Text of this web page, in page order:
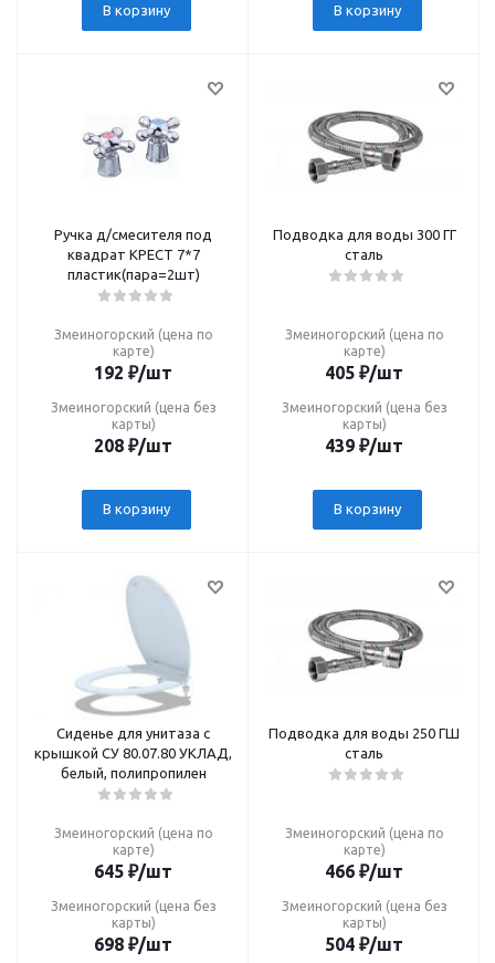
В корзину В корзину
Ручка д/смесителя под
квадрат КРЕСТ 7*7
пластик(пара=2шт)
Змеиногорский (цена по
карте)
192 ₽/шт
Змеиногорский (цена без
карты)
208 ₽/шт
В корзину
Подводка для воды 300 ГГ
сталь
Змеиногорский (цена по
карте)
405 ₽/шт
Змеиногорский (цена без
карты)
439 ₽/шт
В корзину
Сиденье для унитаза с
крышкой СУ 80.07.80 УКЛАД,
белый, полипропилен
Змеиногорский (цена по
карте)
645 ₽/шт
Змеиногорский (цена без
карты)
698 ₽/шт
Подводка для воды 250 ГШ
сталь
Змеиногорский (цена по
карте)
466 ₽/шт
Змеиногорский (цена без
карты)
504 ₽/шт